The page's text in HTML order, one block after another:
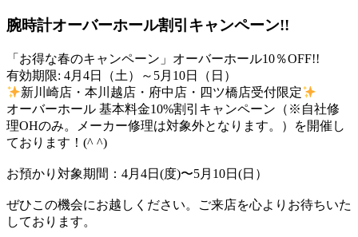
腕時計オーバーホール割引キャンペーン!!
「お得な春のキャンペーン」オーバーホール10％OFF!!
有効期限: 4月4日（土）～5月10日（日）
新川崎店・本川越店・府中店・四ツ橋店受付限定
オーバーホール 基本料金10%割引キャンペーン（※自社修
理OHのみ。メーカー修理は対象外となります。）を開催し
ております！(^ ^)
お預かり対象期間：4月4日(度)〜5月10日(日）
ぜひこの機会にお越しください。ご来店を心よりお待ちいた
しております。